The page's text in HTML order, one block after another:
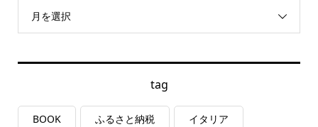
月を選択
tag
BOOK ふるさと納税 イタリア